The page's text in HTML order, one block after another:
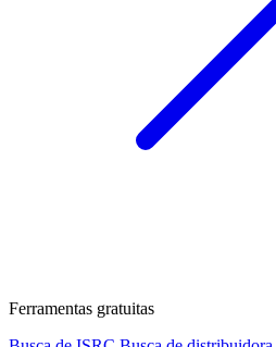
Ferramentas gratuitas